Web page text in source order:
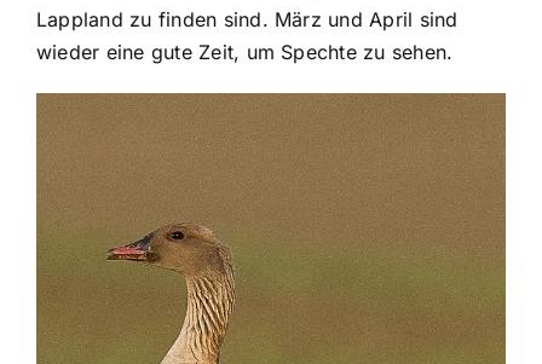
Lappland zu finden sind. März und April sind
wieder eine gute Zeit, um Spechte zu sehen.